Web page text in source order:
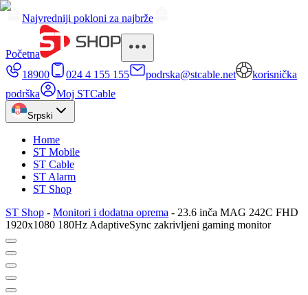
Najvredniji pokloni za najbrže
Početna
18900
024 4 155 155 podrska@stcable.net
korisnička
podrška
Moj STCable
Srpski
Home
ST Mobile
ST Cable
ST Alarm
ST Shop
ST Shop - Monitori i dodatna oprema - 23.6 inča MAG 242C FHD
1920x1080 180Hz AdaptiveSync zakrivljeni gaming monitor